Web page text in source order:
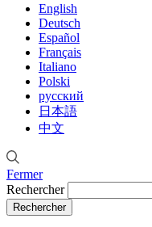
English
Deutsch
Español
Français
Italiano
Polski
русский
日本語
中文
Fermer
Rechercher